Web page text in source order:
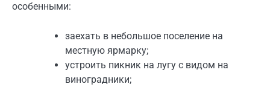
особенными:
заехать в небольшое поселение на
местную ярмарку;
устроить пикник на лугу с видом на
виноградники;